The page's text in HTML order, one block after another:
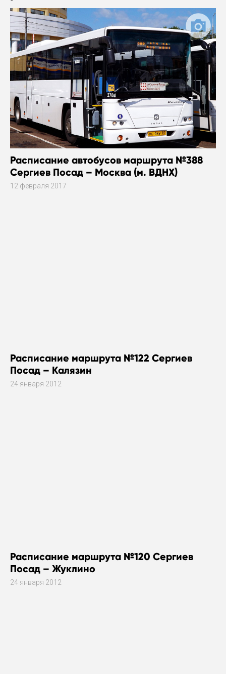
Расписание автобусов маршрута №388
Сергиев Посад – Москва (м. ВДНХ)
12 февраля 2017
Расписание маршрута №122 Сергиев
Посад – Калязин
24 января 2012
Расписание маршрута №120 Сергиев
Посад – Жуклино
24 января 2012